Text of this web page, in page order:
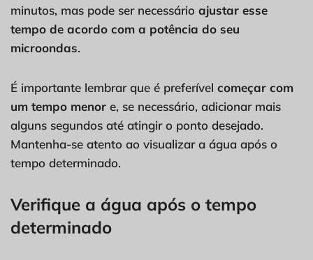
minutos, mas pode ser necessário ajustar esse
tempo de acordo com a potência do seu
microondas.
É importante lembrar que é preferível começar com
um tempo menor e, se necessário, adicionar mais
alguns segundos até atingir o ponto desejado.
Mantenha-se atento ao visualizar a água após o
tempo determinado.
Verifique a água após o tempo
determinado